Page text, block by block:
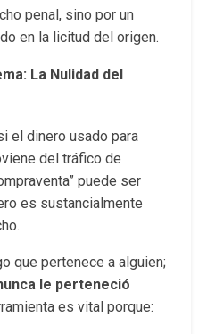
penal, sino por un
en la licitud del origen.
La Nulidad del
el dinero usado para
del tráfico de
puede ser
es sustancialmente
que pertenece a alguien;
le perteneció
es vital porque: